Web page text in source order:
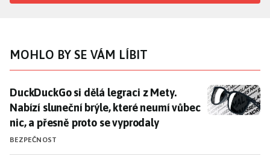
MOHLO BY SE VÁM LÍBIT
DuckDuckGo si dělá legraci z Mety. Nabízí sluneční
DuckDuckGo si dělá legraci z Mety.
Nabízí sluneční brýle, které neumí vůbec
nic, a přesně proto se vyprodaly
BEZPEČNOST